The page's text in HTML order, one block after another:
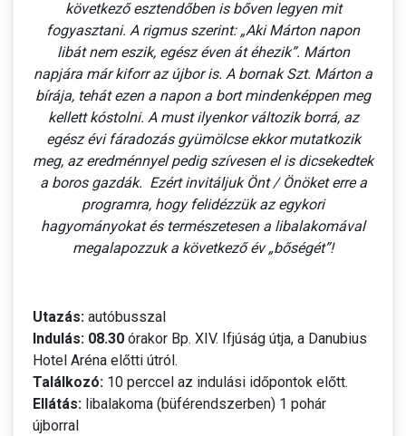
következő esztendőben is bőven legyen mit
fogyasztani. A rigmus szerint: „Aki Márton napon
libát nem eszik, egész éven át éhezik”. Márton
napjára már kiforr az újbor is. A bornak Szt. Márton a
bírája, tehát ezen a napon a bort mindenképpen meg
kellett kóstolni. A must ilyenkor változik borrá, az
egész évi fáradozás gyümölcse ekkor mutatkozik
meg, az eredménnyel pedig szívesen el is dicsekedtek
a boros gazdák. Ezért invitáljuk Önt / Önöket erre a
programra, hogy felidézzük az egykori
hagyományokat és természetesen a libalakomával
megalapozzuk a következő év „bőségét”!
Utazás: autóbusszal
Indulás: 08.30 órakor Bp. XIV. Ifjúság útja, a Danubius
Hotel Aréna előtti útról.
Találkozó: 10 perccel az indulási időpontok előtt.
Ellátás: libalakoma (büférendszerben) 1 pohár
újborral